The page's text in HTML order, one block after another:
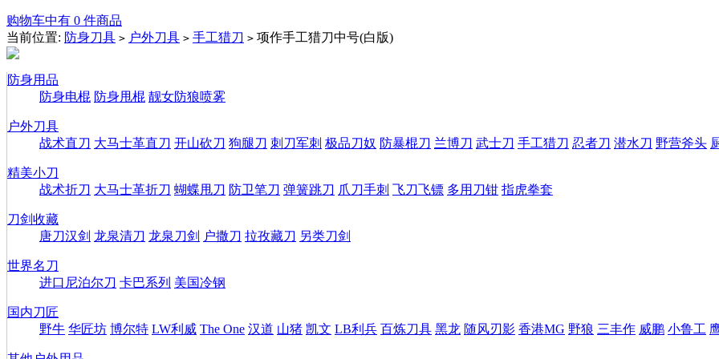
购物车中有 0 件商品
当前位置: 防身刀具 > 户外刀具 > 手工猎刀 > 项作手工猎刀中号(白版)
防身用品
防身电棍 防身甩棍 靓女防狼喷雾
户外刀具
战术直刀 大马士革直刀 开山砍刀 狗腿刀 刺刀军刺 极品刀奴 防暴棍刀 兰博刀 武士刀 手工猎刀 忍者刀 潜水刀 野营斧头
精美小刀
战术折刀 大马士革折刀 蝴蝶甩刀 防卫笔刀 弹簧跳刀 爪刀手刺 飞刀飞镖 多用刀钳 指虎拳套
刀剑收藏
唐刀汉剑 龙泉清刀 龙泉刀剑 户撒刀 拉孜藏刀 另类刀剑
世界名刀
进口尼泊尔刀 卡巴系列 美国冷钢
国内刀匠
野牛 华匠坊 博尔特 LW利威 The One 汉道 山猪 凯文 LB利兵 百炼刀具 黑龙 随风刃影 香港MG 野狼 三丰作 威鹏 小鲁工